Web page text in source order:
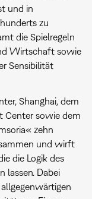
und in
zu
die Spielregeln
Wirtschaft sowie
Sensibilität
Shanghai, dem
Center sowie dem
zehn
und wirft
die Logik des
lassen. Dabei